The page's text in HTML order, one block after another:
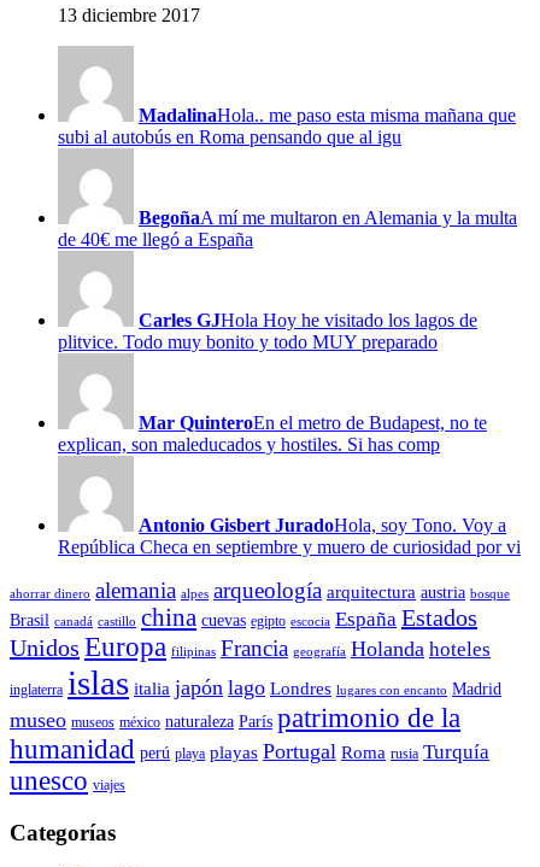
13 diciembre 2017
MadalinaHola.. me paso esta misma mañana que
subi al autobús en Roma pensando que al igu
BegoñaA mí me multaron en Alemania y la multa
de 40€ me llegó a España
Carles GJHola Hoy he visitado los lagos de
plitvice. Todo muy bonito y todo MUY preparado
Mar QuinteroEn el metro de Budapest, no te
explican, son maleducados y hostiles. Si has comp
Antonio Gisbert JuradoHola, soy Tono. Voy a
República Checa en septiembre y muero de curiosidad por vi
ahorrar dinero alemania alpes arqueología arquitectura austria bosque
Brasil canadá castillo china cuevas egipto escocia España Estados
Unidos Europa filipinas Francia geografía Holanda hoteles
inglaterra islas italia japón lago Londres lugares con encanto Madrid
museo museos méxico naturaleza París patrimonio de la
humanidad perú playa playas Portugal Roma rusia Turquía
unesco viajes
Categorías